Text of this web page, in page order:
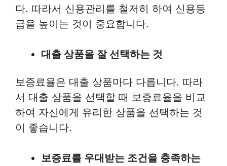
다. 따라서 신용관리를 철저히 하여 신용등
급을 높이는 것이 중요합니다.
대출 상품을 잘 선택하는 것
보증료율은 대출 상품마다 다릅니다. 따라
서 대출 상품을 선택할 때 보증료율을 비교
하여 자신에게 유리한 상품을 선택하는 것
이 좋습니다.
보증료를 우대받는 조건을 충족하는